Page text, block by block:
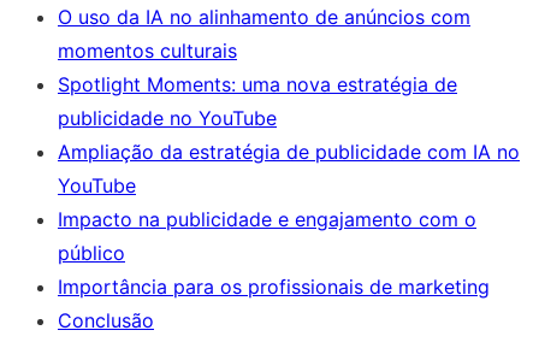
O uso da IA no alinhamento de anúncios com
momentos culturais
Spotlight Moments: uma nova estratégia de
publicidade no YouTube
Ampliação da estratégia de publicidade com IA no
YouTube
Impacto na publicidade e engajamento com o
público
Importância para os profissionais de marketing
Conclusão